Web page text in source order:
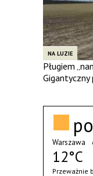
NA LUZIE
Pługiem
Warszawa
12°C
Przeważnie